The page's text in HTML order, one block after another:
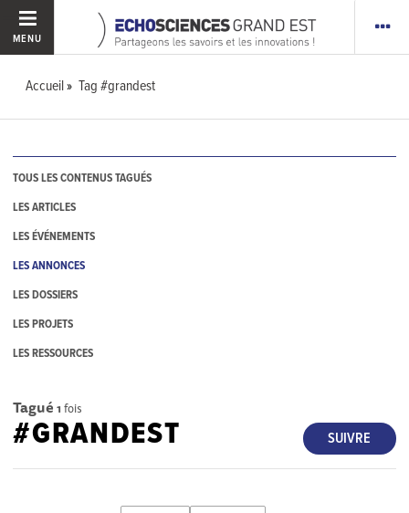
MENU
Accueil Tag #grandest
TOUS LES CONTENUS TAGUÉS
LES ARTICLES
LES ÉVÉNEMENTS
LES ANNONCES
LES DOSSIERS
LES PROJETS
LES RESSOURCES
Tagué 1 fois
SUIVRE
#GRANDEST